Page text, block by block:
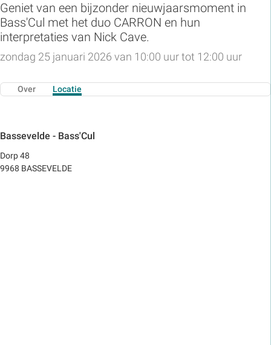
Geniet van een bijzonder nieuwjaarsmoment in
Bass'Cul met het duo CARRON en hun
interpretaties van Nick Cave.
zondag 25 januari 2026 van 10:00 uur tot 12:00 uur
Over Locatie
Bassevelde - Bass'Cul
Dorp 48
9968 BASSEVELDE